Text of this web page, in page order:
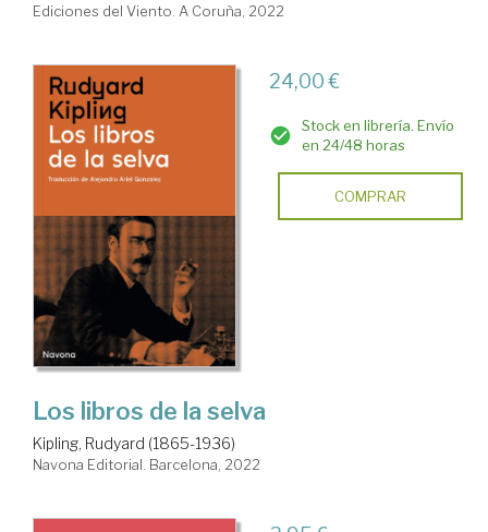
Ediciones del Viento. A Coruña, 2022
24,00 €
Stock en librería. Envío
en 24/48 horas
COMPRAR
Los libros de la selva
Kipling, Rudyard (1865-1936)
Navona Editorial. Barcelona, 2022